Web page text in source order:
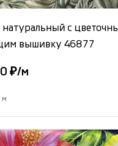
натуральный с
вышивку 46877
₽/м
м